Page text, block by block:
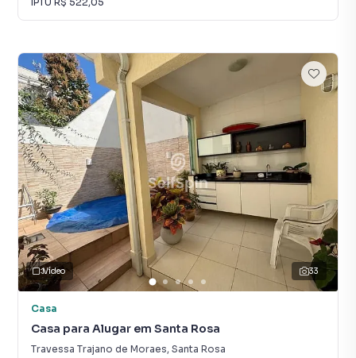
33
Vídeo
Casa
Casa para Alugar em Santa Rosa
Travessa Trajano de Moraes, Santa Rosa